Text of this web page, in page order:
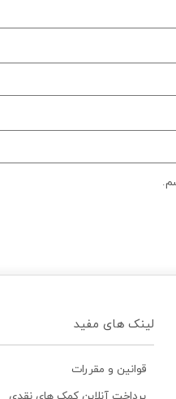
لینک های مفید
قوانین و مقررات